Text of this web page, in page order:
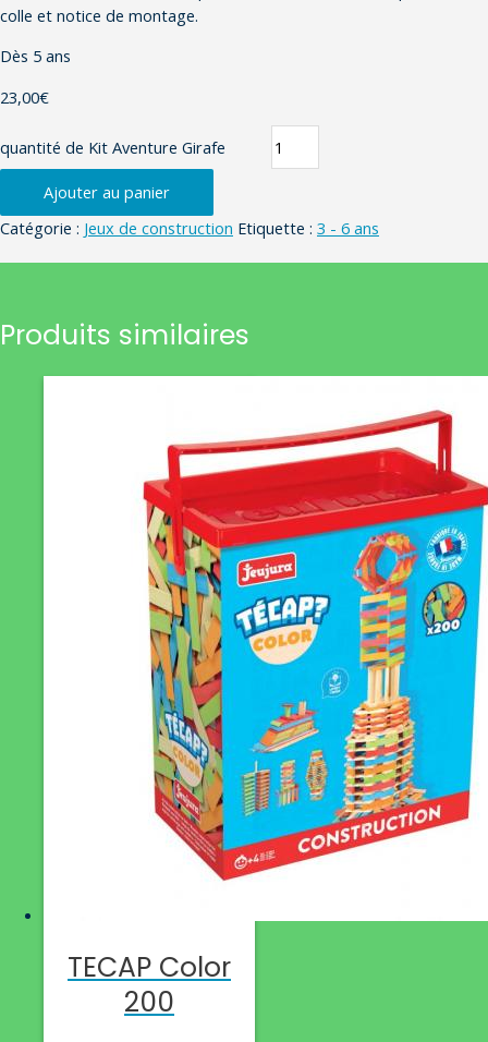
colle et notice de montage.
Dès 5 ans
23,00€
quantité de Kit Aventure Girafe
Ajouter au panier
Catégorie : Jeux de construction Etiquette : 3 - 6 ans
Produits similaires
TECAP Color
200